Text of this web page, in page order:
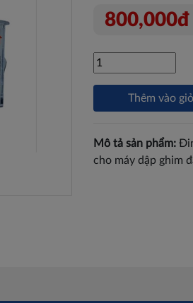
800,000đ
Thêm vào
Mô tả sản phẩm:
cho máy dập ghim